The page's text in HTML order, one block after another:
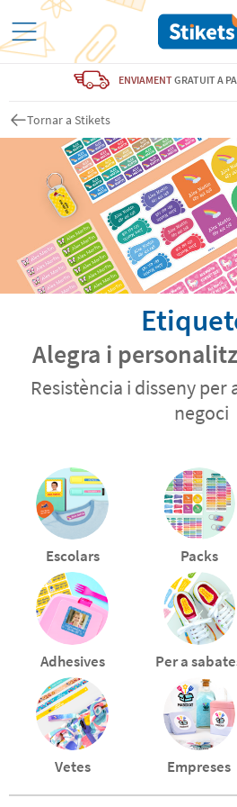
ENVIAMENTGRATUITA
Tornar a Stikets
Alegra i
Resistència i disseny per
negoci
Escolars Packs
Adhesives Per a
Vetes Empreses